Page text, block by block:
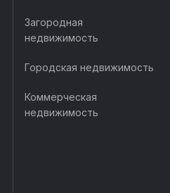
Загородная
недвижимость
Городская недвижимость
Коммерческая
недвижимость